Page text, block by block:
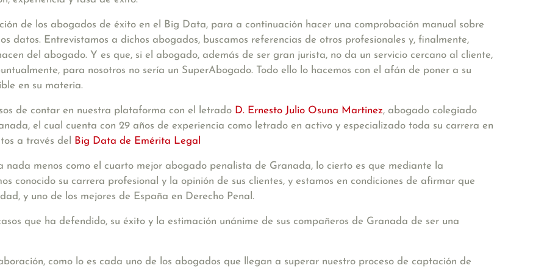
de los abogados de éxito en el Big Data, para a continuación hacer una comprobación manual sobre
datos. Entrevistamos a dichos abogados, buscamos referencias de otros profesionales y, finalmente,
del abogado. Y es que, si el abogado, además de ser gran jurista, no da un servicio cercano al cliente,
para nosotros no sería un SuperAbogado. Todo ello lo hacemos con el afán de poner a su
en su materia.
de contar en nuestra plataforma con el letrado D. Ernesto Julio Osuna Martinez, abogado colegiado
el cual cuenta con 29 años de experiencia como letrado en activo y especializado toda su carrera en
a través del
Big Data de Emérita Legal
nada menos como el cuarto mejor abogado penalista de Granada, lo cierto es que mediante la
conocido su carrera profesional y la opinión de sus clientes, y estamos en condiciones de afirmar que
y uno de los mejores de España en Derecho Penal.
que ha defendido, su éxito y la estimación unánime de sus compañeros de Granada de ser una
como lo es cada uno de los abogados que llegan a superar nuestro proceso de captación de